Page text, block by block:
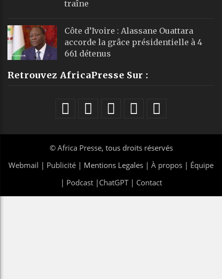
traîne
Côte d’Ivoire : Alassane Ouattara
accorde la grâce présidentielle à 4
661 détenus
Retrouvez AfricaPresse Sur :
© Africa Presse, tous droits réservés
Webmail | Publicité | Mentions Legales | À propos | Équipe
| Podcast| ChatGPT| Contact